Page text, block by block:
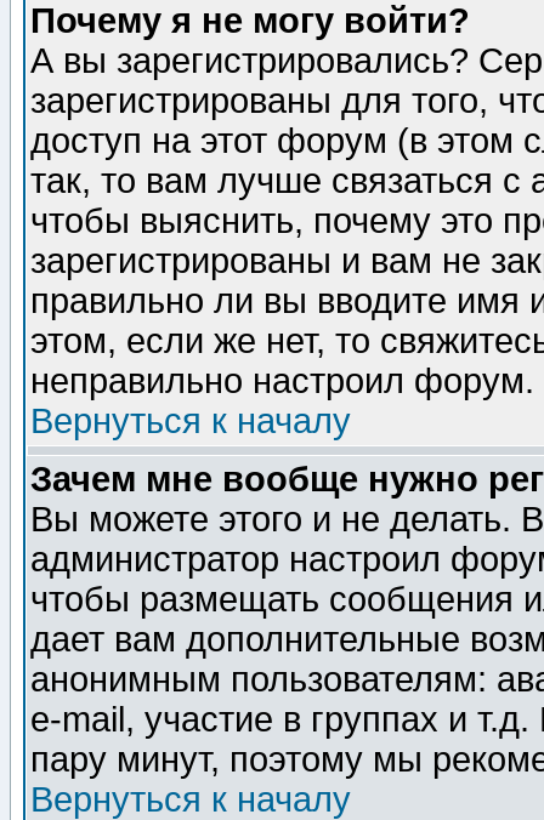
Почему я не могу войти?
А вы зарегистрировались?
зарегистрированы для того,
доступ на этот форум (в этом
так, то вам лучше связаться
чтобы выяснить, почему это
зарегистрированы и вам не
правильно ли вы вводите
этом, если же нет, то
неправильно настроил форум.
Вернуться к началу
Зачем мне вообще нужно
Вы можете этого и не делать.
администратор настроил
чтобы размещать сообщения
дает вам дополнительные
анонимным пользователям:
e-mail, участие в группах и
пару минут, поэтому мы
Вернуться к началу